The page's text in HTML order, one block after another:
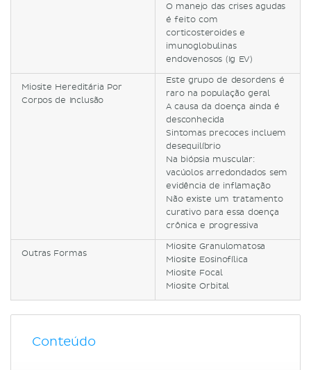
O manejo das crises agudas
é feito com
corticosteroides e
imunoglobulinas
endovenosos (Ig EV)
Miosite Hereditária Por
Corpos de Inclusão
Este grupo de desordens é
raro na população geral
A causa da doença ainda é
desconhecida
Sintomas precoces incluem
desequilíbrio
Na biópsia muscular:
vacúolos arredondados sem
evidência de inflamação
Não existe um tratamento
curativo para essa doença
crônica e progressiva
Outras Formas
Miosite Granulomatosa
Miosite Eosinofílica
Miosite Focal
Miosite Orbital
Conteúdo